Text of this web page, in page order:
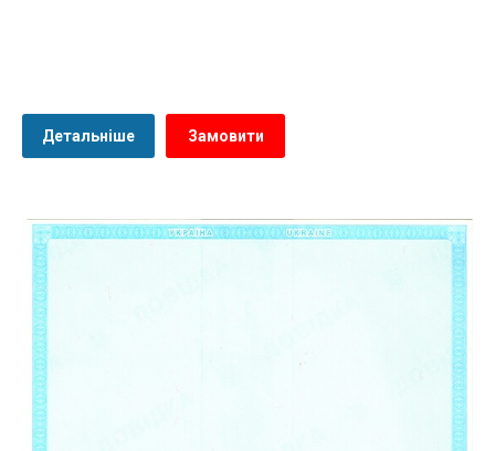
Детальніше Замовити